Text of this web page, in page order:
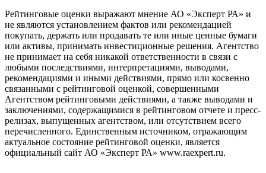
Рейтинговые оценки выражают мнение АО «Эксперт РА» и
не являются установлением фактов или рекомендацией
покупать, держать или продавать те или иные ценные бумаги
или активы, принимать инвестиционные решения. Агентство
не принимает на себя никакой ответственности в связи с
любыми последствиями, интерпретациями, выводами,
рекомендациями и иными действиями, прямо или косвенно
связанными с рейтинговой оценкой, совершенными
Агентством рейтинговыми действиями, а также выводами и
заключениями, содержащимися в рейтинговом отчете и пресс-
релизах, выпущенных агентством, или отсутствием всего
перечисленного. Единственным источником, отражающим
актуальное состояние рейтинговой оценки, является
официальный сайт АО «Эксперт РА» www.raexpert.ru.